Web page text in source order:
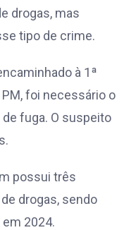
drogas, mas
tipo de crime.
à 1ª
foi necessário o
fuga. O suspeito
possui três
drogas, sendo
2024.